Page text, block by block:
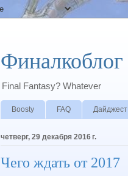
Финалкоблог
Final Fantasy? Whatever
Boosty FAQ Дайджест
четверг, 29 декабря 2016 г.
Чего ждать от 2017